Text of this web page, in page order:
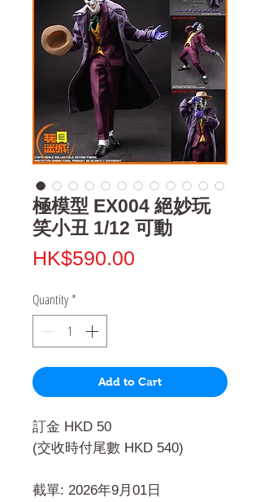
極模型 EX004 絕妙玩
笑小丑 1/12 可動
HK$590.00
Quantity *
Add to Cart
訂金 HKD 50
(交收時付尾數 HKD 540)
截單: 2026年9月01日